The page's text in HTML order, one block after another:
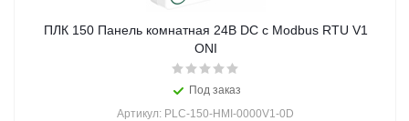
ПЛК 150 Панель комнатная 24В DC с Modbus RTU V1
ONI
Под заказ
Артикул: PLC-150-HMI-0000V1-0D